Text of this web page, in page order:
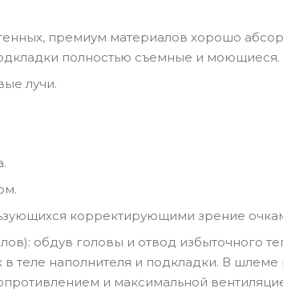
премиум материалов хорошо
полностью съемные и моющиеся.
лучи.
корректирующими зрение
обдув головы и отвод избыточного
теле наполнителя и подкладки. В
и максимальной